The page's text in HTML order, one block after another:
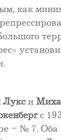
как
Лукси
с
– № 7.